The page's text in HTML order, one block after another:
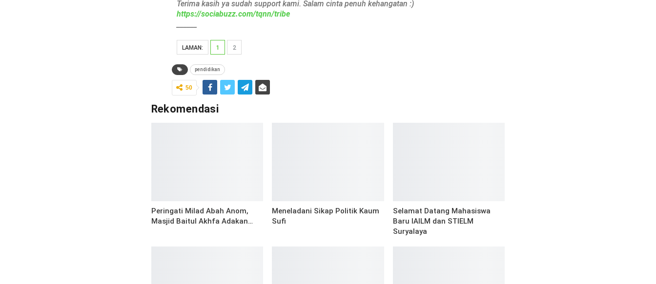
Terima kasih ya sudah support kami. Salam cinta penuh kehangatan :)
https://sociabuzz.com/tqnn/tribe
LAMAN: 1 2
pendidikan
50
Rekomendasi
Peringati Milad Abah Anom,
Masjid Baitul Akhfa Adakan…
Meneladani Sikap Politik Kaum
Sufi
Selamat Datang Mahasiswa
Baru IAILM dan STIELM
Suryalaya